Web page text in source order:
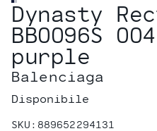
Dynasty
BB0096S
purple
Balenciaga
SKU: 889652294131
Disponibile